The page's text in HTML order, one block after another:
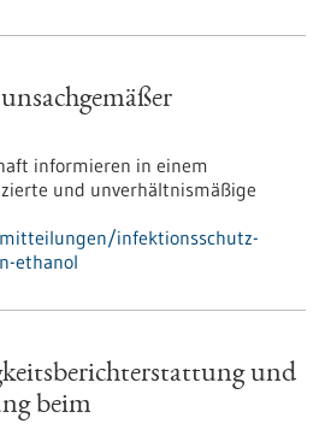
informieren in einem
und unverhältnismäßige
infektionsschutz-
ethanol
und
beim